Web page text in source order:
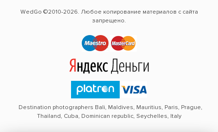
WedGo ©2010-2026. Любое копирование материалов с сайта
запрещено.
Destination photographers Bali, Maldives, Mauritius, Paris, Prague,
Thailand, Cuba, Dominican republic, Seychelles, Italy